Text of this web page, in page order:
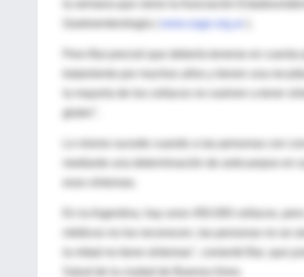
la semana que viene la Asociación
Gastroenterología (
www.sage.org.ar
la mayoría de los celíacos no vuelven a tener
Lo mismo sucede cuando a las personas con
mediante una determinación de anticuerpos en
En la Argentina, hay unos 450.000 celíacos,
la mitad no tiene síntomas", comentó Bai, que